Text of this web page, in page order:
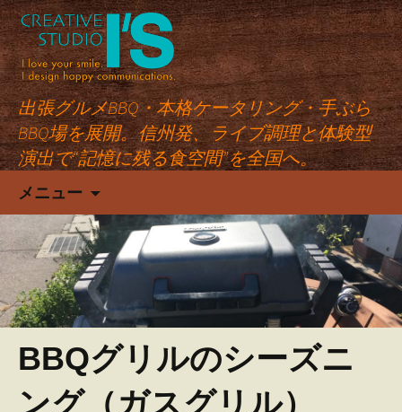
出張グルメBBQ・本格ケータリング・手ぶら
BBQ場を展開。信州発、ライブ調理と体験型
演出で“記憶に残る食空間”を全国へ。
メニュー
テ
ン
ツ
へ
ス
ッ
BBQグリルのシーズニ
ング（ガスグリル）